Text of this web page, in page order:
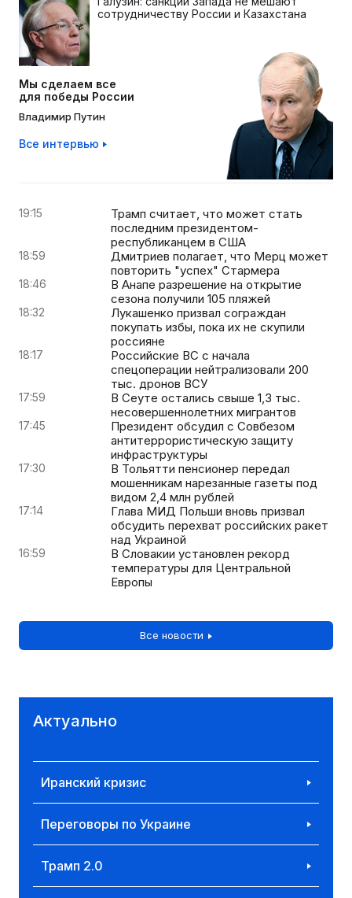
сотрудничеству России и Казахстана
Мы сделаем все
для победы России
Владимир Путин
Все интервью
19:15
Трамп считает, что может стать
последним президентом-
республиканцем в США
18:59
Дмитриев полагает, что Мерц может
повторить "успех" Стармера
18:46
В Анапе разрешение на открытие
сезона получили 105 пляжей
18:32
Лукашенко призвал сограждан
покупать избы, пока их не скупили
россияне
18:17
Российские ВС с начала
спецоперации нейтрализовали 200
тыс. дронов ВСУ
17:59
В Сеуте остались свыше 1,3 тыс.
несовершеннолетних мигрантов
17:45
Президент обсудил с Совбезом
антитеррористическую защиту
инфраструктуры
17:30
В Тольятти пенсионер передал
мошенникам нарезанные газеты под
видом 2,4 млн рублей
17:14
Глава МИД Польши вновь призвал
обсудить перехват российских ракет
над Украиной
16:59
В Словакии установлен рекорд
температуры для Центральной
Европы
Все новости
Актуально
Иранский кризис
Переговоры по Украине
Трамп 2.0